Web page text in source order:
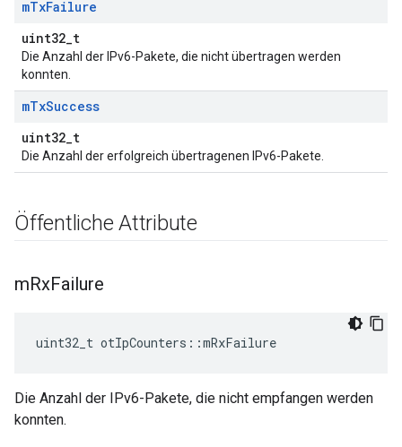
mTxFailure
uint32_t
Die Anzahl der IPv6-Pakete, die nicht übertragen werden
konnten.
mTxSuccess
uint32_t
Die Anzahl der erfolgreich übertragenen IPv6-Pakete.
Öffentliche Attribute
mRxFailure
uint32_t otIpCounters ::mRxFailure
Die Anzahl der IPv6-Pakete, die nicht empfangen werden
konnten.